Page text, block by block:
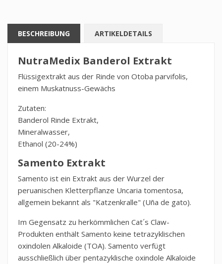
BESCHREIBUNG ARTIKELDETAILS
NutraMedix Banderol Extrakt
Flüssigextrakt aus der Rinde von Otoba parvifolis,
einem Muskatnuss-Gewächs
Zutaten:
Banderol Rinde Extrakt,
Mineralwasser,
Ethanol (20-24%)
Samento Extrakt
Samento ist ein Extrakt aus der Wurzel der
peruanischen Kletterpflanze Uncaria tomentosa,
allgemein bekannt als "Katzenkralle" (Uña de gato).
Im Gegensatz zu herkömmlichen Cat´s Claw-
Produkten enthält Samento keine tetrazyklischen
oxindolen Alkaloide (TOA). Samento verfügt
ausschließlich über pentazyklische oxindole Alkaloide